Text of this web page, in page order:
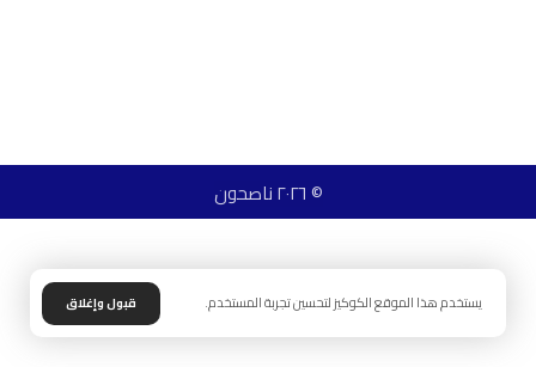
© ٢٠٢٦ ناصحون
يستخدم هذا الموقع الكوكيز لتحسين تجربة المستخدم. قبول وإغلاق